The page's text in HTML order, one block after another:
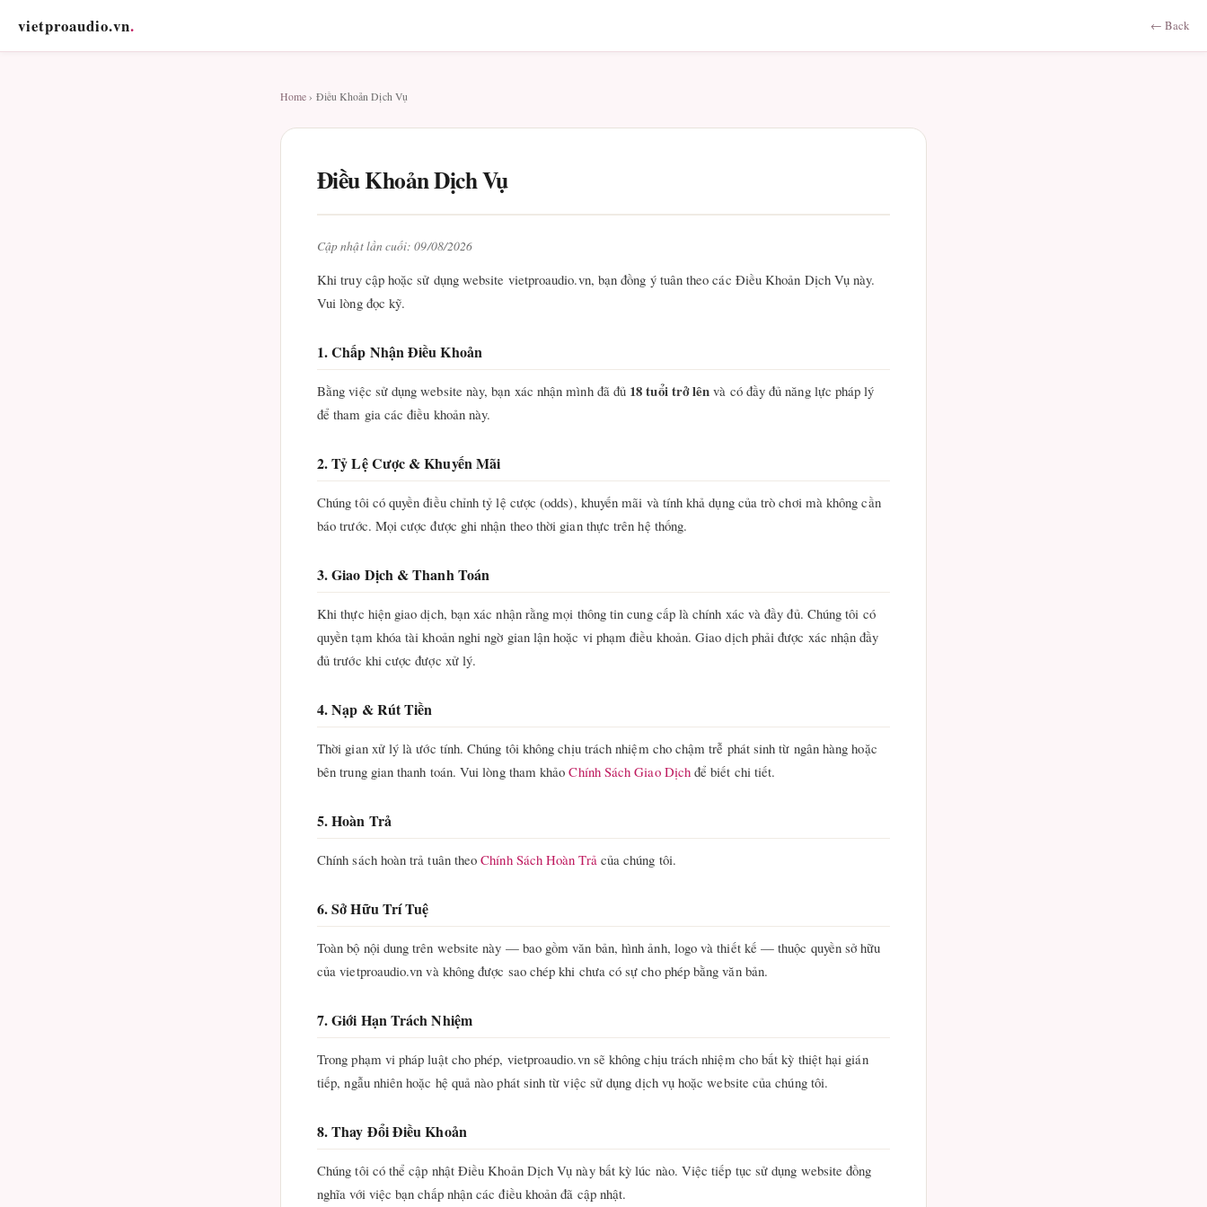
vietproaudio.vn. ← Back
Home › Điều Khoản Dịch Vụ
Điều Khoản Dịch Vụ
Cập nhật lần cuối: 09/08/2026
Khi truy cập hoặc sử dụng website vietproaudio.vn, bạn đồng ý tuân theo các Điều Khoản Dịch Vụ này.
Vui lòng đọc kỹ.
1. Chấp Nhận Điều Khoản
Bằng việc sử dụng website này, bạn xác nhận mình đã đủ 18 tuổi trở lên và có đầy đủ năng lực pháp lý
để tham gia các điều khoản này.
2. Tỷ Lệ Cược & Khuyến Mãi
Chúng tôi có quyền điều chỉnh tỷ lệ cược (odds), khuyến mãi và tính khả dụng của trò chơi mà không cần
báo trước. Mọi cược được ghi nhận theo thời gian thực trên hệ thống.
3. Giao Dịch & Thanh Toán
Khi thực hiện giao dịch, bạn xác nhận rằng mọi thông tin cung cấp là chính xác và đầy đủ. Chúng tôi có
quyền tạm khóa tài khoản nghi ngờ gian lận hoặc vi phạm điều khoản. Giao dịch phải được xác nhận đầy
đủ trước khi cược được xử lý.
4. Nạp & Rút Tiền
Thời gian xử lý là ước tính. Chúng tôi không chịu trách nhiệm cho chậm trễ phát sinh từ ngân hàng hoặc
bên trung gian thanh toán. Vui lòng tham khảoChính Sách Giao Dịchđể biết chi tiết.
5. Hoàn Trả
Chính sách hoàn trả tuân theoChính Sách Hoàn Trảcủa chúng tôi.
6. Sở Hữu Trí Tuệ
Toàn bộ nội dung trên website này — bao gồm văn bản, hình ảnh, logo và thiết kế — thuộc quyền sở hữu
của vietproaudio.vn và không được sao chép khi chưa có sự cho phép bằng văn bản.
7. Giới Hạn Trách Nhiệm
Trong phạm vi pháp luật cho phép, vietproaudio.vn sẽ không chịu trách nhiệm cho bất kỳ thiệt hại gián
tiếp, ngẫu nhiên hoặc hệ quả nào phát sinh từ việc sử dụng dịch vụ hoặc website của chúng tôi.
8. Thay Đổi Điều Khoản
Chúng tôi có thể cập nhật Điều Khoản Dịch Vụ này bất kỳ lúc nào. Việc tiếp tục sử dụng website đồng
nghĩa với việc bạn chấp nhận các điều khoản đã cập nhật.